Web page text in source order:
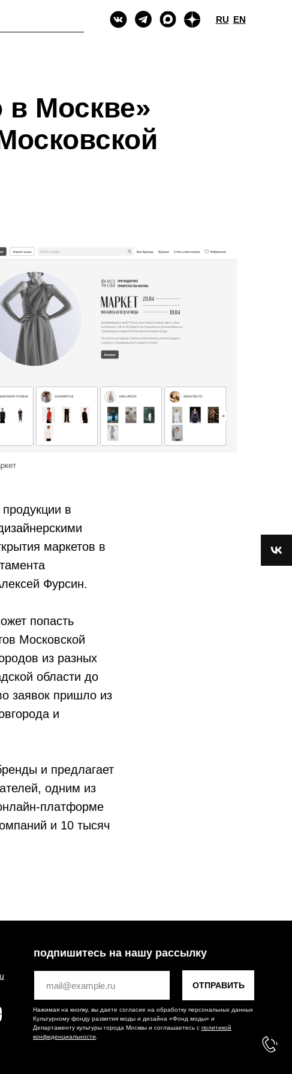
RU EN
Москве»
в
маркетов в
Фурсин.
попасть
Московской
из разных
области до
заявок пришло из
и
и предлагает
одним из
платформе
и 10 тысяч
подпишитесь на нашу рассылку
ОТПРАВИТЬ
Нажимая на кнопку, вы даете согласие на обработку персональных данных
Культурному фонду развития моды и дизайна «Фонд моды» и
Департаменту культуры города Москвы и соглашаетесь c политикой
конфиденциальности